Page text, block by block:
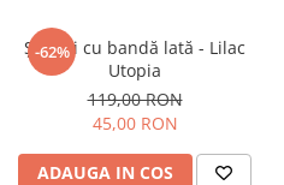
-62%
Șalvari cu bandă lată - Lilac
Utopia
119,00 RON
45,00 RON
ADAUGA IN COS